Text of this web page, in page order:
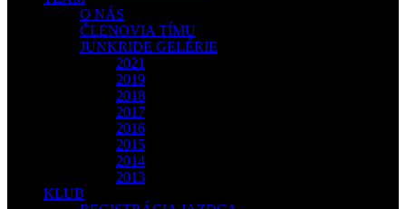
O NÁS
ČLENOVIA TÍMU
JUNKRIDE GELÉRIE
2021
2019
2018
2017
2016
2015
2014
2013
KLUB